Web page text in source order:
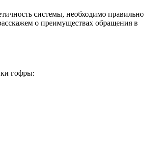
системы, необходимо правильно
о преимуществах обращения в
гофры: